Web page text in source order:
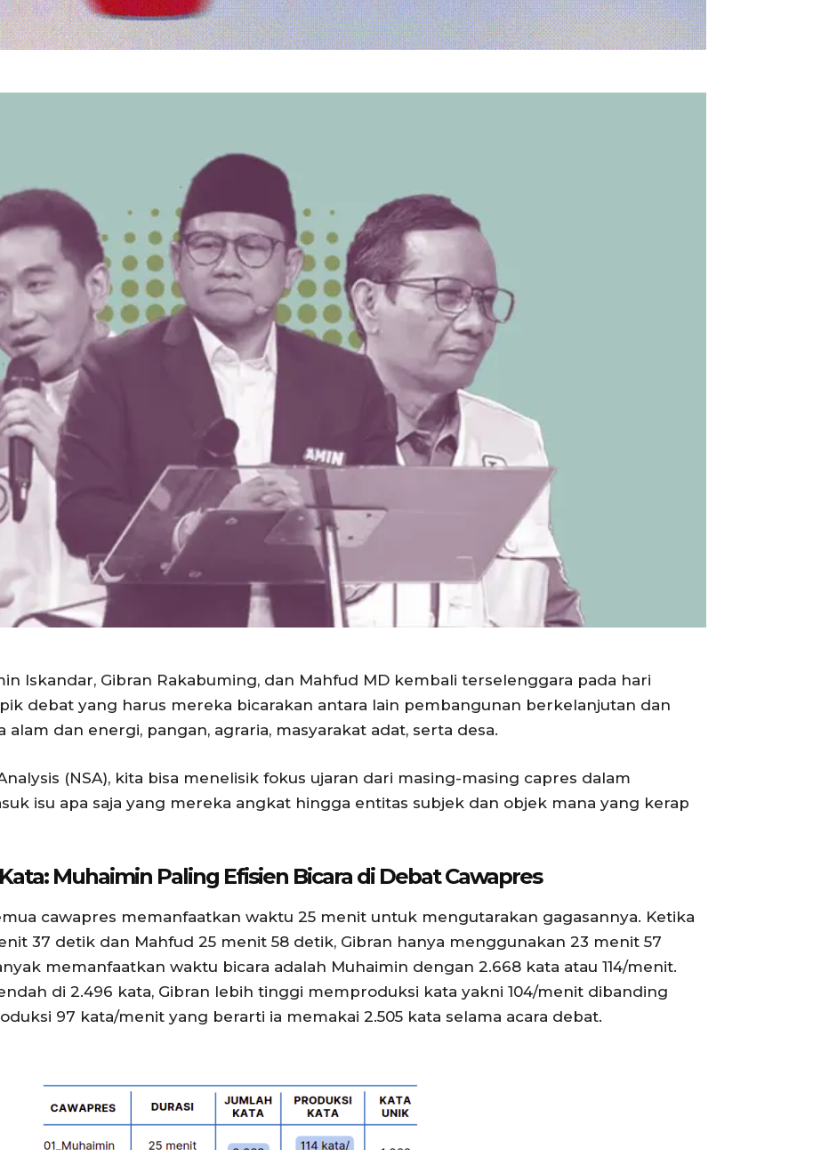
Iskandar, Gibran Rakabuming, dan Mahfud MD kembali terselenggara pada hari
debat yang harus mereka bicarakan antara lain pembangunan berkelanjutan dan
dan energi, pangan, agraria, masyarakat adat, serta desa.
(NSA), kita bisa menelisik fokus ujaran dari masing-masing capres dalam
isu apa saja yang mereka angkat hingga entitas subjek dan objek mana yang kerap
: Muhaimin Paling Efisien Bicara di Debat Cawapres
cawapres memanfaatkan waktu 25 menit untuk mengutarakan gagasannya. Ketika
37 detik dan Mahfud 25 menit 58 detik, Gibran hanya menggunakan 23 menit 57
memanfaatkan waktu bicara adalah Muhaimin dengan 2.668 kata atau 114/menit.
di 2.496 kata, Gibran lebih tinggi memproduksi kata yakni 104/menit dibanding
97 kata/menit yang berarti ia memakai 2.505 kata selama acara debat.